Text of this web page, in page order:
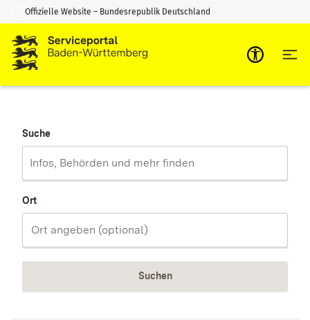
Zum Inhalt springen
Zur Suche springen
Offizielle Website – Bundesrepublik Deutschland
Suche
Ort
Suchen